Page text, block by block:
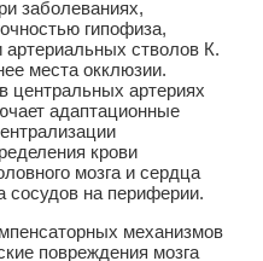
заболеваниях,
гипофиза,
стволов К.
места окклюзии.
центральных артериях
адаптационные
крови
мозга и сердца
сосудов на периферии.
механизмов
повреждения мозга